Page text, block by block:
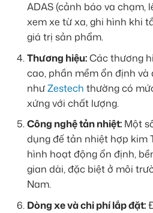
ADAS (cảnh báo va chạm,
xem xe từ xa, ghi hình khi
giá trị sản phẩm.
Thương hiệu:Các thương
cao, phần mềm ổn định
nhưZestech thường có
xứng với chất lượng.
Công nghệ tản nhiệt:Một
dụng đế tản nhiệt hợp kim
hình hoạt động ổn định,
gian dài, đặc biệt ở môi
Nam.
Dòng xe và chi phí lắp đặt: